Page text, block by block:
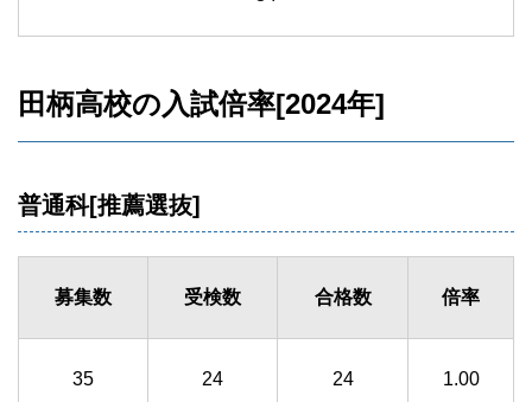
田柄高校の入試倍率[2024年]
普通科[推薦選抜]
募集数 受検数 合格数 倍率
35 24 24 1.00